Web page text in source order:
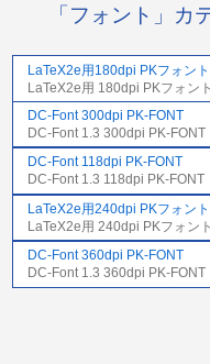
「フォント」カ
LaTeX2e用180dpi PKフォント
LaTeX2e用 180dpi PKフォント
DC-Font 300dpi PK-FONT
DC-Font 1.3 300dpi PK-FONT
DC-Font 118dpi PK-FONT
DC-Font 1.3 118dpi PK-FONT
LaTeX2e用240dpi PKフォント
LaTeX2e用 240dpi PKフォント
DC-Font 360dpi PK-FONT
DC-Font 1.3 360dpi PK-FONT